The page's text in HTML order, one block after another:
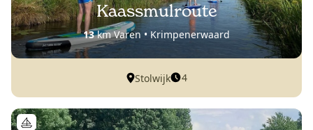
Kaassmulroute
13km Varen • Krimpenerwaard
Stolwijk 4